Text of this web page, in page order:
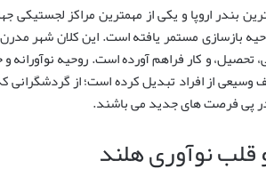
بندر اروپا و یکی از مهمترین مراکز لجستیکی
بازسازی مستمر یافته است. این کلان شهر
تحصیل، و کار فراهم آورده است. روحیه نوآورانه
از افراد تبدیل کرده است؛ از گردشگرانی
پی فرصت های جدید می باشند.
قلب نوآوری هلند